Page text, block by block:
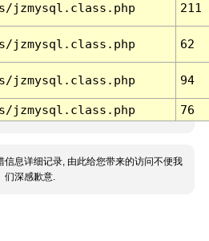
jzmysql.class.php 211
jzmysql.class.php 62
jzmysql.class.php 94
jzmysql.class.php 76
信息详细记录, 由此给您带来的访问不便我
们深感歉意.